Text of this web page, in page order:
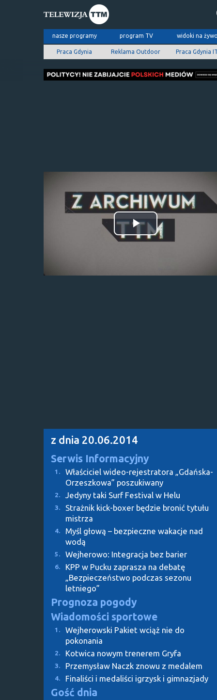
nasze programy program TV widoki na
Praca Gdynia Reklama Outdoor Praca Gdynia
Odtwórz
z dnia 20.06.2014
Serwis Informacyjny
1.
Właściciel wideo-rejestratora „Gdańska-
Orzeszkowa” poszukiwany
2. Jedyny taki Surf Festival w Helu
3.
Strażnik kick-boxer będzie bronić tytułu
mistrza
4.
Myśl głową – bezpieczne wakacje nad
wodą
5. Wejherowo: Integracja bez barier
6.
KPP w Pucku zaprasza na debatę
„Bezpieczeństwo podczas sezonu
letniego”
Prognoza pogody
Wiadomości sportowe
1.
Wejherowski Pakiet wciąż nie do
pokonania
2. Kotwica nowym trenerem Gryfa
3. Przemysław Naczk znowu z medalem
4. Finaliści i medaliści igrzysk i gimnazjady
Gość dnia